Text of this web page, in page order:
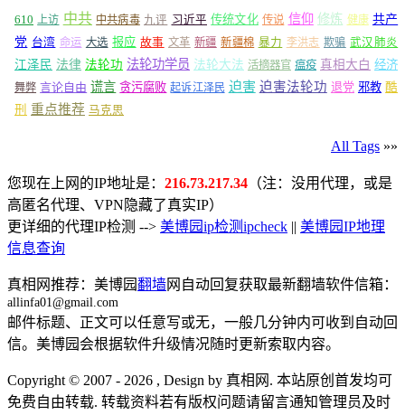
610 上访 中共 中共病毒 九评 习近平 传统文化 传说 信仰 修炼 健康 共产
党 台湾 命运 大选 报应 故事 文革 新疆 新疆棉 暴力 李洪志 欺骗 武汉肺炎
江泽民 法律 法轮功 法轮功学员 法轮大法 活摘器官 瘟疫 真相大白 经济
舞弊 言论自由 谎言 贪污腐败 起诉江泽民 迫害 迫害法轮功 退党 邪教 酷
刑 重点推荐 马克思
All Tags »»
您现在上网的IP地址是： 216.73.217.34 （注：没用代理，或是
高匿名代理、VPN隐藏了真实IP）
更详细的代理IP检测 --> 美博园ip检测ipcheck || 美博园IP地理
信息查询
真相网推荐：美博园翻墙网自动回复获取最新翻墙软件信箱：
allinfa01@gmail.com
邮件标题、正文可以任意写或无，一般几分钟内可收到自动回
信。美博园会根据软件升级情况随时更新索取内容。
Copyright © 2007 - 2026 , Design by 真相网. 本站原创首发均可
免费自由转载. 转载资料若有版权问题请留言通知管理员及时